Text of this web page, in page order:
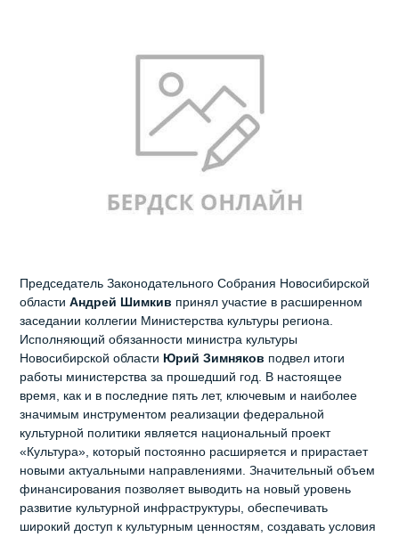
Председатель Законодательного Собрания Новосибирской
областиАндрей Шимкив принял участие в расширенном
заседании коллегии Министерства культуры региона.
Исполняющий обязанности министра культуры
Новосибирской области Юрий Зимняков подвел итоги
работы министерства за прошедший год. В настоящее
время, как и в последние пять лет, ключевым и наиболее
значимым инструментом реализации федеральной
культурной политики является национальный проект
«Культура», который постоянно расширяется и прирастает
новыми актуальными направлениями. Значительный объем
финансирования позволяет выводить на новый уровень
развитие культурной инфраструктуры, обеспечивать
широкий доступ к культурным ценностям, создавать условия